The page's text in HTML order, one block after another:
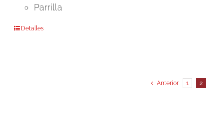
Parrilla
Detalles
Anterior 1 2